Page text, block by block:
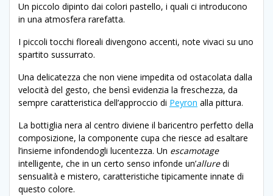
Un piccolo dipinto dai colori pastello, i quali ci introducono
in una atmosfera rarefatta.
I piccoli tocchi floreali divengono accenti, note vivaci su uno
spartito sussurrato.
Una delicatezza che non viene impedita od ostacolata dalla
velocità del gesto, che bensì evidenzia la freschezza, da
sempre caratteristica dell’approccio di Peyron alla pittura.
La bottiglia nera al centro diviene il baricentro perfetto della
composizione, la componente cupa che riesce ad esaltare
l’insieme infondendogli lucentezza. Un escamotage
intelligente, che in un certo senso infonde un’alluredi
sensualità e mistero, caratteristiche tipicamente innate di
questo colore.